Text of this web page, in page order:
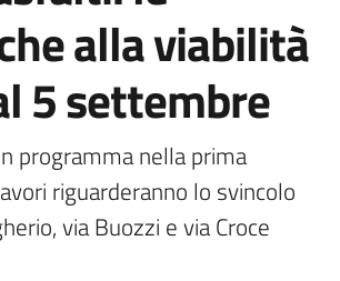
alla viabilità
5 settembre
programma nella prima
riguarderanno lo svincolo
via Buozzi e via Croce